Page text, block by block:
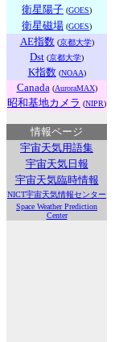
衛星陽子 (GOES)
衛星磁場 (GOES)
AE指数(京都大学)
Dst (京都大学)
K指数(NOAA)
Canada (AuroraMAX)
昭和基地カメラ (NIPR)
情報ページ
宇宙天気用語集
宇宙天気日報
宇宙天気臨時情報
NICT宇宙天気情報センター
Space Weather Prediction
Center